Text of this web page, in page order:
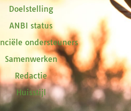
Doelstelling
ANBI status
ondersteuners
Samenwerken
Redactie
Huisstijl